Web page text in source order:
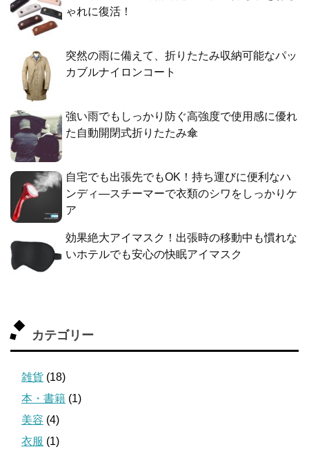
ゃれに復活！
突然の雨に備えて、折りたたみ収納可能なパッ
カブルナイロンコート
強い雨でもしっかり防ぐ高強度で使用感に優れ
た自動開閉式折りたたみ傘
自宅でも出張先でもOK！持ち運びに便利なハ
ンディ―スチーマーで衣類のシワをしっかりケ
ア
効果絶大アイマスク！出張時の移動中も慣れな
いホテルでも安心の快眠アイマスク
カテゴリー
雑貨 (18)
本・書籍 (1)
美容 (4)
衣服 (1)